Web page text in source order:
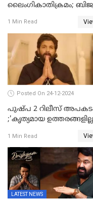
ലൈംഗികാതിക്രമം;
ശ്രീകുമാറിനുമെതിരെ
1 Min Read
Posted On 24-12-2024
പുഷ്‌പ 2 റിലീസ്
;'കൃത്യമായ
1 Min Read
LATEST NEWS